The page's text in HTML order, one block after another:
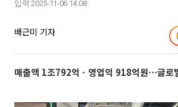
입력 2025-11-06 14:08
배근미 기자
매출액 1조792억ㆍ영업익 918억원⋯글로